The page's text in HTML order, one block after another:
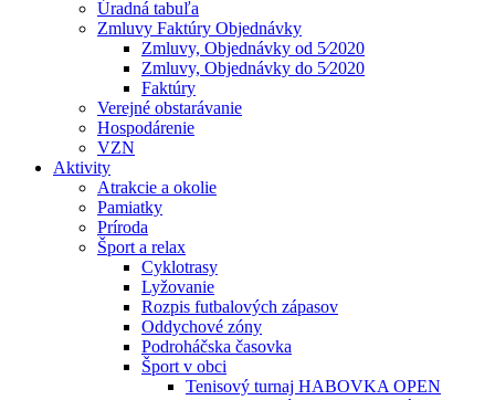
Úradná tabuľa
Zmluvy Faktúry Objednávky
Zmluvy, Objednávky od 5⁄2020
Zmluvy, Objednávky do 5⁄2020
Faktúry
Verejné obstarávanie
Hospodárenie
VZN
Aktivity
Atrakcie a okolie
Pamiatky
Príroda
Šport a relax
Cyklotrasy
Lyžovanie
Rozpis futbalových zápasov
Oddychové zóny
Podroháčska časovka
Šport v obci
Tenisový turnaj HABOVKA OPEN